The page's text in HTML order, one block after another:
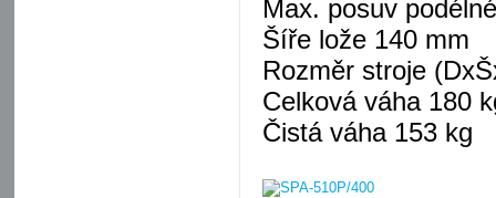
Max. posuv
Šíře lože 140 mm
Rozměr stroje
Celková váha 180
Čistá váha 153 kg